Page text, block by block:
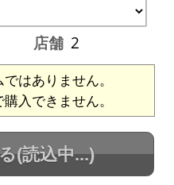
店舗 2
はありません。
入できません。
(読込中...)